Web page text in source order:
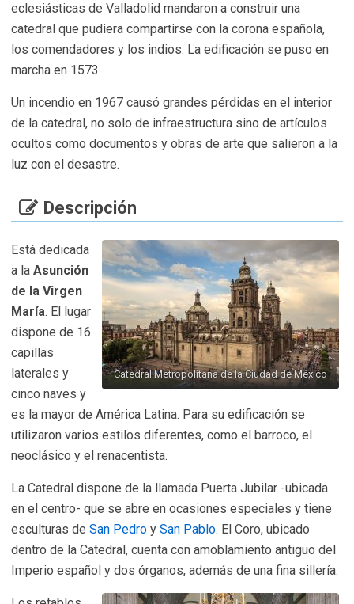
eclesiásticas de Valladolid mandaron a construir una
catedral que pudiera compartirse con la corona española,
los comendadores y los indios. La edificación se puso en
marcha en 1573.
Un incendio en 1967 causó grandes pérdidas en el interior
de la catedral, no solo de infraestructura sino de artículos
ocultos como documentos y obras de arte que salieron a la
luz con el desastre.
Descripción
Catedral Metropolitana de la Ciudad de México
Está dedicada
a la Asunción
de la Virgen
María. El lugar
dispone de 16
capillas
laterales y
cinco naves y
es la mayor de América Latina. Para su edificación se
utilizaron varios estilos diferentes, como el barroco, el
neoclásico y el renacentista.
La Catedral dispone de la llamada Puerta Jubilar -ubicada
en el centro- que se abre en ocasiones especiales y tiene
esculturas de San Pedro y San Pablo. El Coro, ubicado
dentro de la Catedral, cuenta con amoblamiento antiguo del
Imperio español y dos órganos, además de una fina sillería.